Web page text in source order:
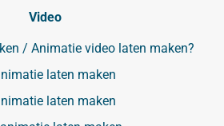
Video
/ Animatie video laten maken?
laten maken
laten maken